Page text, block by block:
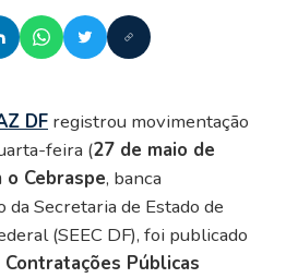
DF registrou movimentação
feira (27 de maio de
Cebraspe, banca
da Secretaria de Estado de
(SEEC DF), foi publicado
Públicas